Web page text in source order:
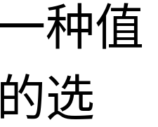
种值
选